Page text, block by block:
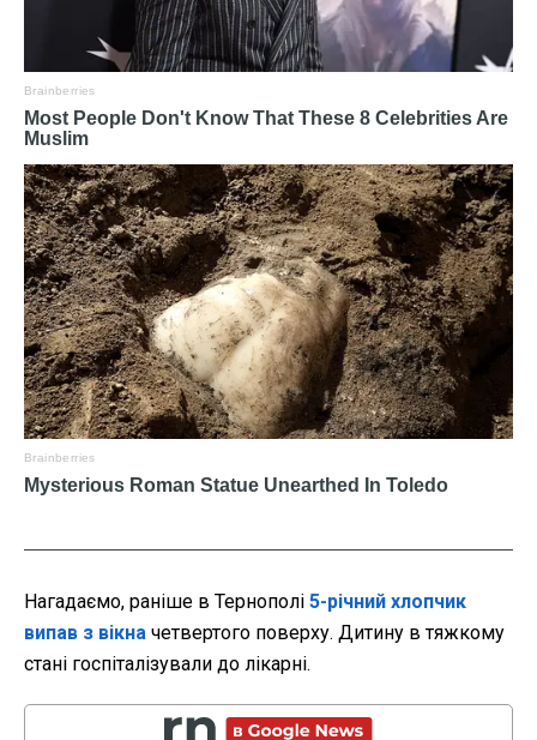
Нагадаємо, раніше в Тернополі 5-річний хлопчик
випав з вікна четвертого поверху. Дитину в тяжкому
стані госпіталізували до лікарні.